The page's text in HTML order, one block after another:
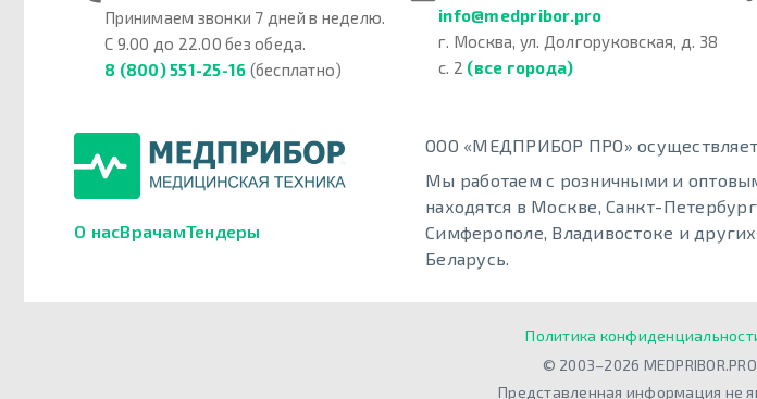
Принимаем звонки 7 дней в неделю.
С 9.00 до 22.00 без обеда.
8 (800) 551-25-16 (бесплатно)
info@medpribor.pro
г. Москва, ул. Долгоруковская, д. 38
с. 2 (все города)
О насВрачамТендеры
ООО «МЕДПРИБОР ПРО» осуществляет
Мы работаем с розничными и
находятся в Москве, Санкт-
Симферополе, Владивостоке и
Беларусь.
Политика
© 2003–2026
Представленная информация не